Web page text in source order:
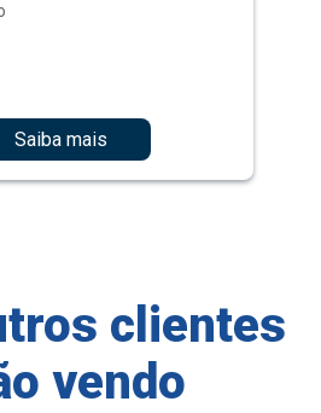
Saiba mais
clientes
vendo